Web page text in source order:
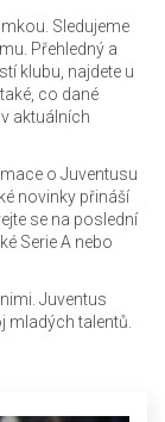
Sledujeme
Přehledný a
klubu, najdete u
co dané
aktuálních
o Juventusu
novinky přináší
se na poslední
Serie A nebo
Juventus
mladých talentů.